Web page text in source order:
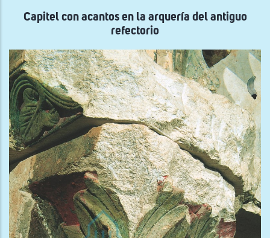
Capitel con acantos en la arquería del antiguo
refectorio